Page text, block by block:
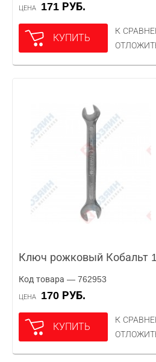
ЦЕНА 171 РУБ.
КУПИТЬ
К
Ключ рожковый Кобальт
Код товара — 762953
ЦЕНА 170 РУБ.
КУПИТЬ
К